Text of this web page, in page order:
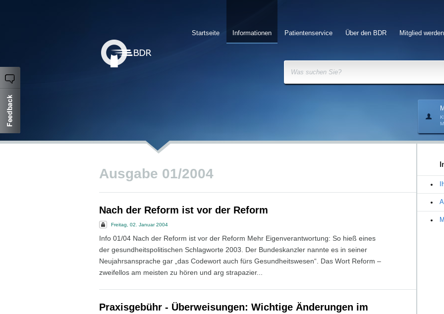
Mitglied werden
Über den BDR
Patientenservice
Informationen
Startseite
Was suchen Sie?
Ausgabe 01/2004
Nach der Reform ist vor der Reform
Freitag, 02. Januar 2004
Info 01/04 Nach der Reform ist vor der Reform Mehr Eigenverantwortung: So hieß eines
der gesundheitspolitischen Schlagworte 2003. Der Bundeskanzler nannte es in seiner
Neujahrsansprache gar „das Codewort auch fürs Gesundheitswesen“. Das Wort Reform –
zweifellos am meisten zu hören und arg strapazier...
Praxisgebühr - Überweisungen: Wichtige Änderungen im